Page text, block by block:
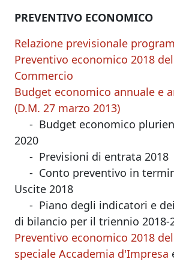
PREVENTIVO ECONOMICO
Relazione previsionale
Preventivo economico 2018
Commercio
Budget economico annuale e
(D.M. 27 marzo 2013)
- Budget economico
2020
- Previsioni di entrata 2018
- Conto preventivo in
Uscite 2018
- Piano degli indicatori e
di bilancio per il triennio 2018-
Preventivo economico 2018
speciale Accademia d'Impresa